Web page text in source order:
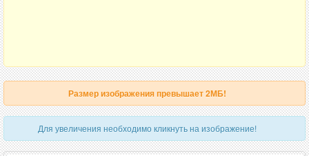
Размер изображения превышает 2МБ!
Для увеличения необходимо кликнуть на изображение!